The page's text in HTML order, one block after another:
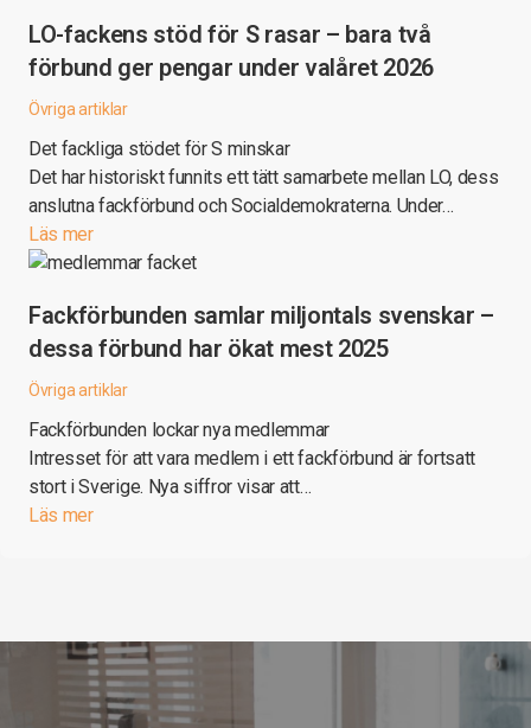
LO-fackens stöd för S rasar – bara två
förbund ger pengar under valåret 2026
Övriga artiklar
Det fackliga stödet för S minskar
Det har historiskt funnits ett tätt samarbete mellan LO, dess
anslutna fackförbund och Socialdemokraterna. Under…
Läs mer
Fackförbunden samlar miljontals svenskar –
dessa förbund har ökat mest 2025
Övriga artiklar
Fackförbunden lockar nya medlemmar
Intresset för att vara medlem i ett fackförbund är fortsatt
stort i Sverige. Nya siffror visar att…
Läs mer